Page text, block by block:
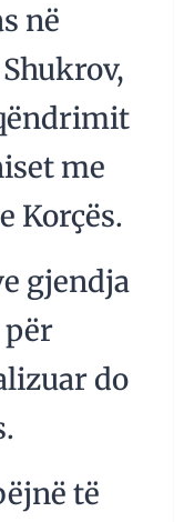
në
me
Korçës.
gjendja
për
do
të